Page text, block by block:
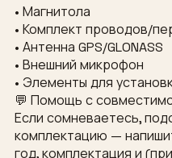
• Магнитола
• Комплект проводов/
• Антенна GPS/GLONASS
• Внешний микрофон
• Элементы для
💬 Помощь с
Если сомневаетесь,
комплектацию —
год, комплектация и